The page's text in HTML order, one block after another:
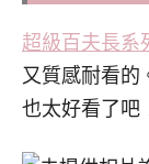
超級百夫長系
又質感耐看的
也太好看了吧